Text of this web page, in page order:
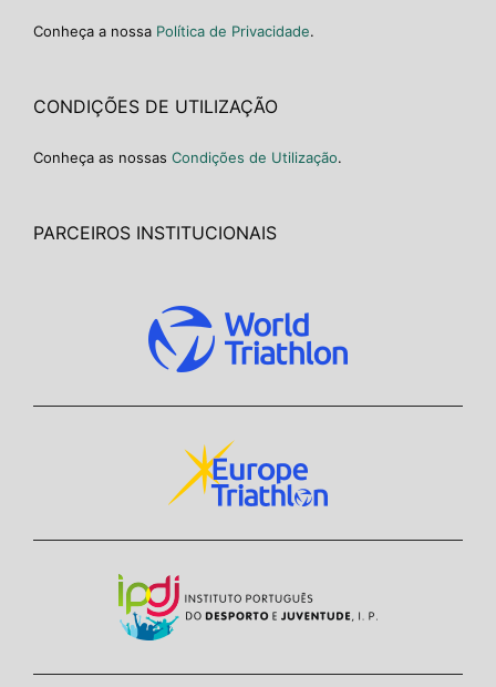
Conheça a nossa Política de Privacidade.
CONDIÇÕES DE UTILIZAÇÃO
Conheça as nossas Condições de Utilização.
PARCEIROS INSTITUCIONAIS